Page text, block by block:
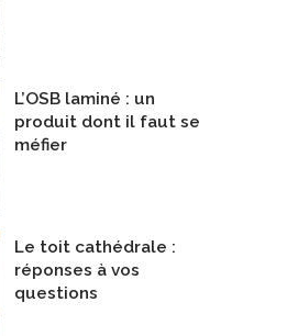
L’OSB laminé : un
produit dont il faut se
méfier
Le toit cathédrale :
réponses à vos
questions
Maison privé particulier